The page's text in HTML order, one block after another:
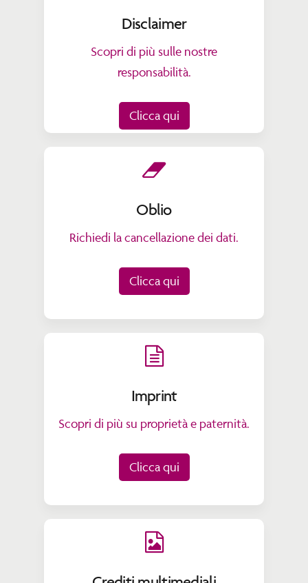
Disclaimer
Scopri di più sulle nostre
responsabilità.
Clicca qui
Oblio
Richiedi la cancellazione dei dati.
Clicca qui
Imprint
Scopri di più su proprietà e paternità.
Clicca qui